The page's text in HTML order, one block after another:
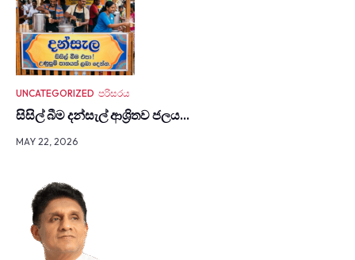
UNCATEGORIZED පරිසරය
සිසිල් බීම දන්සැල් ආශ්‍රිතව ජලය…
MAY 22, 2026